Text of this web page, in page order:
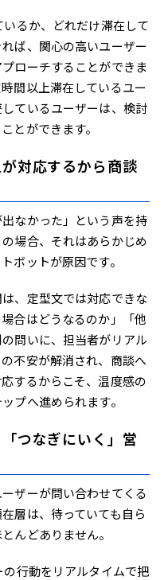
るか、どれだけ滞在して
ば、関心の高いユーザー
ローチすることができま
間以上滞在しているユー
ているユーザーは、検討
とができます。
対応するから商談
なかった」という声を持
場合、それはあらかじめ
ボットが原因です。
、定型文では対応できな
合はどうなるのか」「他
問いに、担当者がリアル
不安が解消され、商談へ
するからこそ、温度感の
プへ進められます。
つなぎにいく」営
ザーが問い合わせてくる
層は、待っていても自ら
んどありません。
行動をリアルタイムで把